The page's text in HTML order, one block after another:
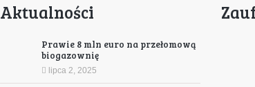
Aktualności
Prawie 8 mln euro na przełomową
biogazownię
lipca 2, 2025